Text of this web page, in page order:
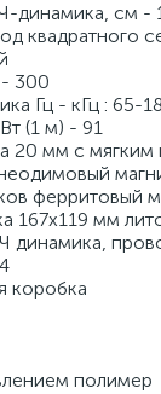
динамика, см -
квадратного
300
Гц - кГц : 65-18
(1 м) - 91
20 мм с мягким
ферритовый
мм
коробка
полимер